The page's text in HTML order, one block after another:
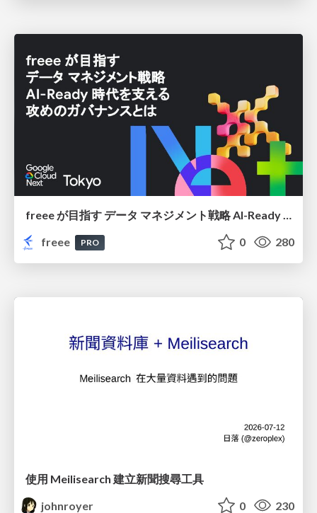
freee が目指す データ マネジメント戦略 AI-Ready 時代を支える 攻めのガバナンスとは
freee
PRO 0 280
使用 Meilisearch 建立新聞搜尋工具
johnroyer
0 230